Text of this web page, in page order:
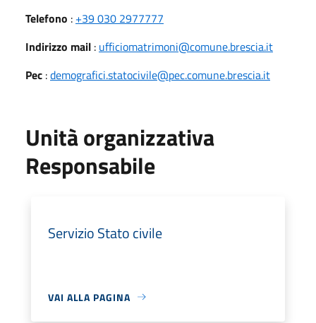
Telefono : +39 030 2977777
Indirizzo mail : ufficiomatrimoni@comune.brescia.it
Pec :demografici.statocivile@pec.comune.brescia.it
Unità organizzativa
Responsabile
Servizio Stato civile
VAI ALLA PAGINA